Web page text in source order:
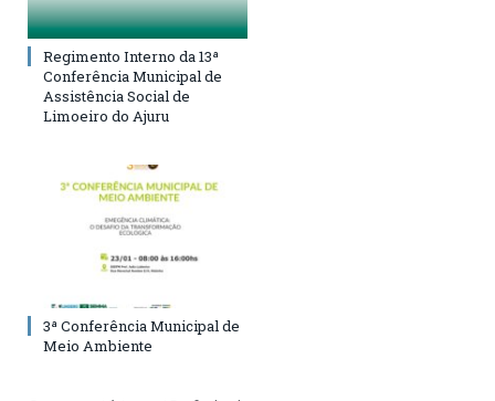
Regimento Interno da 13ª
Conferência Municipal de
Assistência Social de
Limoeiro do Ajuru
3ª Conferência Municipal de
Meio Ambiente